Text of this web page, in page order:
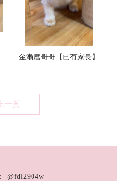
金漸層哥哥【已有家長】
上一頁
@fdl2904w